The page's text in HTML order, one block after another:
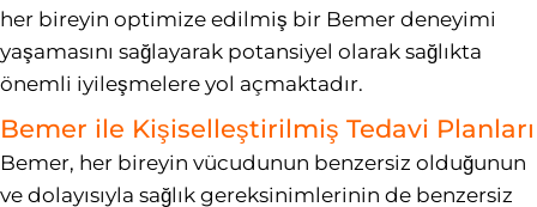
her bireyin optimize edilmiş bir Bemer deneyimi
yaşamasını sağlayarak potansiyel olarak sağlıkta
önemli iyileşmelere yol açmaktadır.
Bemer ile Kişiselleştirilmiş Tedavi Planları
Bemer, her bireyin vücudunun benzersiz olduğunun
ve dolayısıyla sağlık gereksinimlerinin de benzersiz